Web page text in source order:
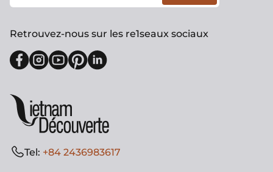
Tel: +84 2436983617
Retrouvez-nous sur les re1seaux sociaux